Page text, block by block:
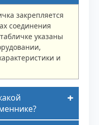
закрепляется
соединения
указаны
и